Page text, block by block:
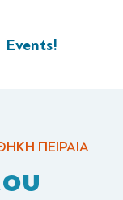
Events!
ΠΕΙΡΑΙΑ